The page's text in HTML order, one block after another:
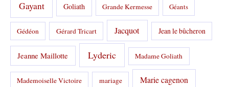
Gayant Goliath Grande Kermesse Géants
Gédéon Gérard Tricart Jacquot Jean le bûcheron
Jeanne Maillotte Lyderic Madame Goliath
Mademoiselle Victoire mariage Marie cagenon